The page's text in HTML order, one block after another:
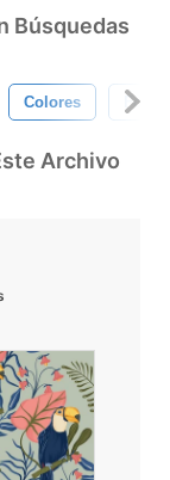
Búsquedas
Colores
Archivo